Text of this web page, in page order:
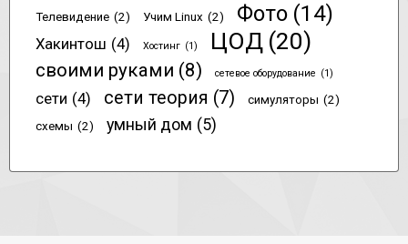
Телевидение (2) Учим Linux (2) Фото (14)
Хакинтош (4) Хостинг (1) ЦОД (20)
своими руками (8) сетевое оборудование (1)
сети (4) сети теория (7) симуляторы (2)
схемы (2) умный дом (5)